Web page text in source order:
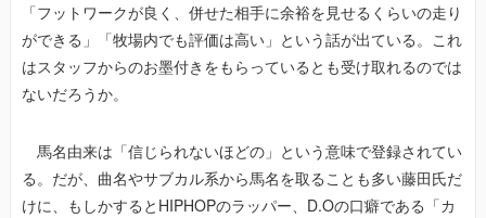
「フットワークが良く、併せた相手に余裕を見せるくらいの走り
ができる」「牧場内でも評価は高い」という話が出ている。これ
はスタッフからのお墨付きをもらっているとも受け取れるのでは
ないだろうか。
馬名由来は「信じられないほどの」という意味で登録されてい
る。だが、曲名やサブカル系から馬名を取ることも多い藤田氏だ
けに、もしかするとHIPHOPのラッパー、D.Oの口癖である「カ